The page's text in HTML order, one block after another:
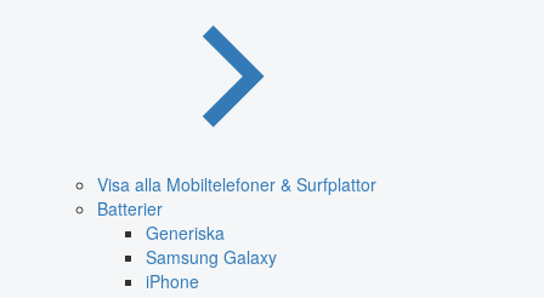
Visa alla Mobiltelefoner & Surfplattor
Batterier
Generiska
Samsung Galaxy
iPhone